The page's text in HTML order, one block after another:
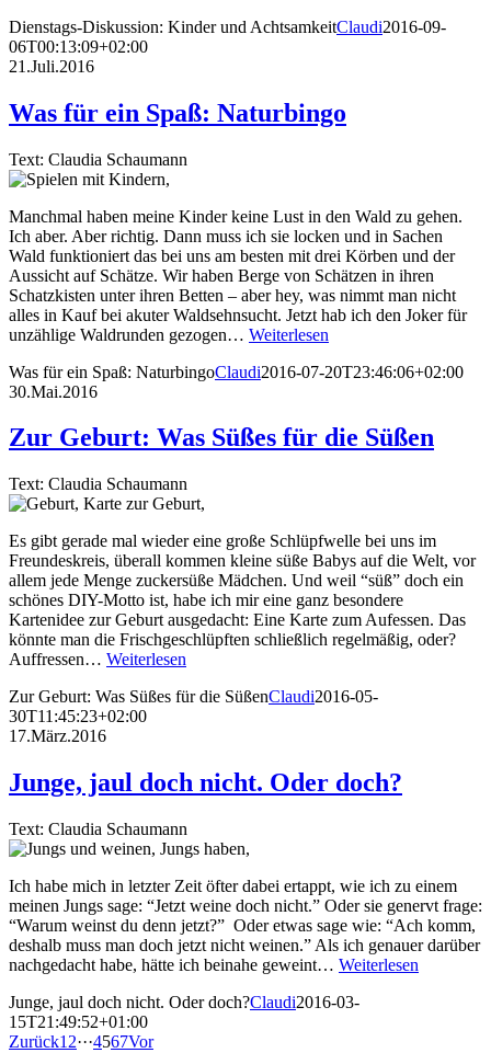
Dienstags-Diskussion: Kinder und AchtsamkeitClaudi2016-09-
06T00:13:09+02:00
21.Juli.2016
Was für ein Spaß: Naturbingo
Text: Claudia Schaumann
Manchmal haben meine Kinder keine Lust in den Wald zu gehen.
Ich aber. Aber richtig. Dann muss ich sie locken und in Sachen
Wald funktioniert das bei uns am besten mit drei Körben und der
Aussicht auf Schätze. Wir haben Berge von Schätzen in ihren
Schatzkisten unter ihren Betten – aber hey, was nimmt man nicht
alles in Kauf bei akuter Waldsehnsucht. Jetzt hab ich den Joker für
unzählige Waldrunden gezogen… Weiterlesen
Was für ein Spaß: NaturbingoClaudi2016-07-20T23:46:06+02:00
30.Mai.2016
Zur Geburt: Was Süßes für die Süßen
Text: Claudia Schaumann
Es gibt gerade mal wieder eine große Schlüpfwelle bei uns im
Freundeskreis, überall kommen kleine süße Babys auf die Welt, vor
allem jede Menge zuckersüße Mädchen. Und weil “süß” doch ein
schönes DIY-Motto ist, habe ich mir eine ganz besondere
Kartenidee zur Geburt ausgedacht: Eine Karte zum Aufessen. Das
könnte man die Frischgeschlüpften schließlich regelmäßig, oder?
Auffressen… Weiterlesen
Zur Geburt: Was Süßes für die SüßenClaudi2016-05-
30T11:45:23+02:00
17.März.2016
Junge, jaul doch nicht. Oder doch?
Text: Claudia Schaumann
Ich habe mich in letzter Zeit öfter dabei ertappt, wie ich zu einem
meinen Jungs sage: “Jetzt weine doch nicht.” Oder sie genervt frage:
“Warum weinst du denn jetzt?” Oder etwas sage wie: “Ach komm,
deshalb muss man doch jetzt nicht weinen.” Als ich genauer darüber
nachgedacht habe, hätte ich beinahe geweint… Weiterlesen
Junge, jaul doch nicht. Oder doch?Claudi2016-03-
15T21:49:52+01:00
Zurück1 2···4567Vor